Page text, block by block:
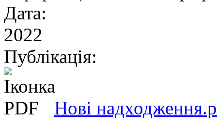
Дата:
2022
Публікація:
Нові